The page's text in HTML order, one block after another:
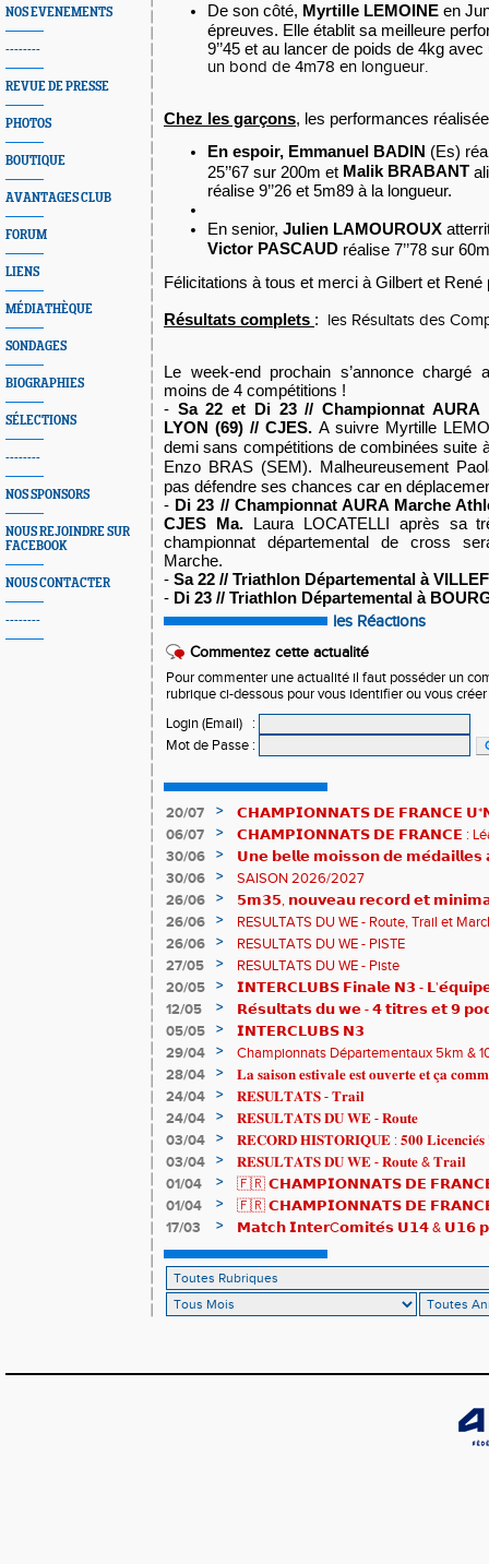
NOS EVENEMENTS
--------
REVUE DE PRESSE
PHOTOS
BOUTIQUE
AVANTAGES CLUB
FORUM
LIENS
MÉDIATHÈQUE
SONDAGES
BIOGRAPHIES
SÉLECTIONS
--------
NOS SPONSORS
NOUS REJOINDRE SUR
FACEBOOK
NOUS CONTACTER
--------
De son côté, Myrtille LEMOINE en
épreuves. Elle établit sa meilleure
9’’45 et au lancer de poids de 4kg
un bond de 4m78 en longueur.
Chez les garçons, les performances
En espoir, Emmanuel BADIN (Es)
25’’67 sur 200m et Malik BRABANT
réalise 9’’26 et 5m89 à la longueur.
En senior, Julien LAMOUROUX
Victor PASCAUD réalise 7’’78 sur
Félicitations à tous et merci à Gilbert et René
Résultats complets : les Résultats des
Le week-end prochain s’annonce chargé
moins de 4 compétitions !
- Sa 22 et Di 23 // Championnat AURA
LYON (69) // CJES. A suivre Myrtille
demi sans compétitions de combinées suite
Enzo BRAS (SEM). Malheureusement
pas défendre ses chances car en
- Di 23 // Championnat AURA Marche
CJES Ma. Laura LOCATELLI après sa
championnat départemental de cross
Marche.
- Sa 22 // Triathlon Départemental à
- Di 23 // Triathlon Départemental à
les Réactions
Commentez cette actualité
Pour commenter une actualité il faut posséder un
rubrique ci-dessous pour vous identifier ou vous
Login (Email)
:
Mot de Passe :
20/07 >
𝗖𝗛𝗔𝗠𝗣𝗜𝗢𝗡𝗡𝗔𝗧𝗦 𝗗𝗘 𝗙𝗥𝗔𝗡𝗖𝗘
𝗵𝗶𝘀𝘁𝗼𝗿𝗶𝗾𝘂𝗲𝘀 !
06/07 >
𝗖𝗛𝗔𝗠𝗣𝗜𝗢𝗡𝗡𝗔𝗧𝗦 𝗗𝗘 𝗙𝗥𝗔𝗡𝗖𝗘 : Léane
83è !
30/06 >
𝗨𝗻𝗲 𝗯𝗲𝗹𝗹𝗲 𝗺𝗼𝗶𝘀𝘀𝗼𝗻 𝗱𝗲
𝗔𝗨𝗥𝗔 !
30/06 >
SAISON 2026/2027
26/06
>
𝟱𝗺𝟯𝟱, 𝗻𝗼𝘂𝘃𝗲𝗮𝘂 𝗿𝗲𝗰𝗼𝗿𝗱 𝗲𝘁
𝗖𝗵𝗮𝗺𝗽𝗶𝗼𝗻𝗻𝗮𝘁𝘀 𝗱𝘂 𝗠𝗼𝗻𝗱𝗲 𝗨𝟮𝟬
26/06 >
RESULTATS DU WE - Route, Trail et
26/06
>
RESULTATS DU WE - PISTE
27/05
>
RESULTATS DU WE - Piste
20/05
>
𝗜𝗡𝗧𝗘𝗥𝗖𝗟𝗨𝗕𝗦 𝗙𝗶𝗻𝗮𝗹𝗲 𝗡𝟯 -
𝟯𝟮𝟰𝟮𝟳𝗽𝘁𝘀
12/05 >
𝗥𝗲́𝘀𝘂𝗹𝘁𝗮𝘁𝘀 𝗱𝘂 𝘄𝗲 - 𝟰 𝘁𝗶𝘁𝗿𝗲𝘀 𝗲𝘁 𝟵
05/05
>
𝗜𝗡𝗧𝗘𝗥𝗖𝗟𝗨𝗕𝗦 𝗡𝟯
29/04
>
Championnats Départementaux 5km &
de bronze et un max de plaisir pour tous !
28/04 >
𝐋𝐚 𝐬𝐚𝐢𝐬𝐨𝐧 𝐞𝐬𝐭𝐢𝐯𝐚𝐥𝐞 𝐞𝐬𝐭 𝐨𝐮𝐯𝐞𝐫𝐭𝐞 𝐞𝐭 𝐜̧𝐚
24/04
>
𝐑𝐄𝐒𝐔𝐋𝐓𝐀𝐓𝐒 - 𝐓𝐫𝐚𝐢𝐥
24/04
>
𝐑𝐄𝐒𝐔𝐋𝐓𝐀𝐓𝐒 𝐃𝐔 𝐖𝐄 - 𝐑𝐨𝐮𝐭𝐞
03/04
>
𝐑𝐄𝐂𝐎𝐑𝐃 𝐇𝐈𝐒𝐓𝐎𝐑𝐈𝐐𝐔𝐄 : 𝟓𝟎𝟎 𝐋𝐢𝐜𝐞𝐧𝐜𝐢𝐞́𝐬
03/04
>
𝐑𝐄𝐒𝐔𝐋𝐓𝐀𝐓𝐒 𝐃𝐔 𝐖𝐄 - 𝐑𝐨𝐮𝐭𝐞 & 𝐓𝐫𝐚𝐢𝐥
01/04
>
🇫🇷 𝗖𝗛𝗔𝗠𝗣𝗜𝗢𝗡𝗡𝗔𝗧𝗦 𝗗𝗘 𝗙𝗥𝗔𝗡𝗖𝗘
résultats
01/04 >
🇫🇷 𝗖𝗛𝗔𝗠𝗣𝗜𝗢𝗡𝗡𝗔𝗧𝗦 𝗗𝗘 𝗙𝗥𝗔𝗡𝗖𝗘
𝒕𝒓𝒂𝒊𝒍𝒆𝒖𝒓𝒔 𝒓𝒂𝒎𝒆̀𝒏𝒆𝒏𝒕 4 𝒎𝒆́𝒅𝒂𝒊𝒍𝒍𝒆𝒔 !
17/03 >
𝗠𝗮𝘁𝗰𝗵 𝗜𝗻𝘁𝗲𝗿C𝗼𝗺𝗶𝘁𝗲́𝘀 𝗨𝟭𝟰 & 𝗨𝟭𝟲